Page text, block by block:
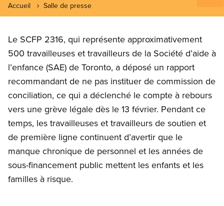
Accueil Salle de presse
Le SCFP 2316, qui représente approximativement
500 travailleuses et travailleurs de la Société d’aide à
l’enfance (SAE) de Toronto, a déposé un rapport
recommandant de ne pas instituer de commission de
conciliation, ce qui a déclenché le compte à rebours
vers une grève légale dès le 13 février. Pendant ce
temps, les travailleuses et travailleurs de soutien et
de première ligne continuent d’avertir que le
manque chronique de personnel et les années de
sous-financement public mettent les enfants et les
familles à risque.